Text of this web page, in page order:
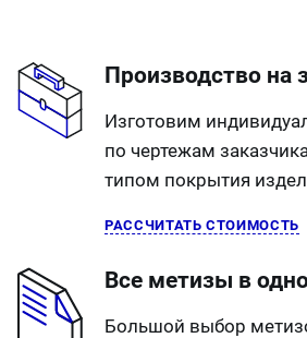
Производство на
Изготовим
по чертежам
типом покрытия
РАССЧИТАТЬ СТОИМОСТЬ
Все метизы в
Большой выбор